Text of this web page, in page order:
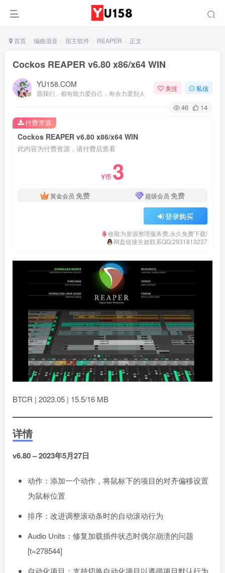
首页 编曲混音 宿主软件 REAPER 正文
Cockos REAPER v6.80 x86/x64 WIN
YU158.COM
愿我们，都有能力爱自己，有余力爱别人
关注 私信
46 14
Cockos REAPER v6.80 x86/x64 WIN
此内容为付费资源，请付费后查看
Y币 3
黄金会员 免费 超级会员 免费
登录购买
收取为资源整理服务费,永久免费下载!
网盘链接失效联系QQ:2931813237
付费资源
BTCR | 2023.05 | 15.5/16 MB
详情
v6.80 – 2023年5月27日
动作：添加一个动作，将鼠标下的项目的对齐偏移设置
为鼠标位置
排序：改进调整滚动条时的自动滚动行为
Audio Units：修复加载插件状态时偶尔崩溃的问题
[t=278544]